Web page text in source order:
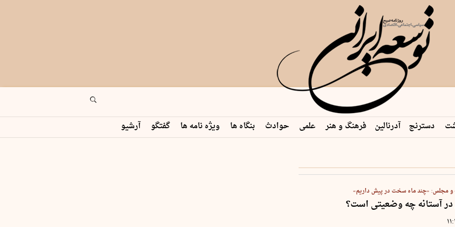
م…
دسترنج آدرنالین فرهنگ و هنر علمی حوادث بنگاه ها ویژه نامه ها گفتگو آرشیو
مجلس: «چند ماه سخت در پیش داریم»
در آستانه چه وضعیتی است؟